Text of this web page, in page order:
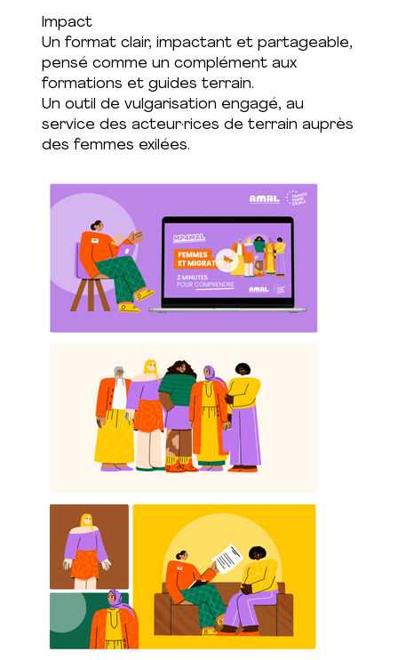
Impact
Un format clair, impactant et partageable,
pensé comme un complément aux
formations et guides terrain.
Un outil de vulgarisation engagé, au
service des acteur·rices de terrain auprès
des femmes exilées.